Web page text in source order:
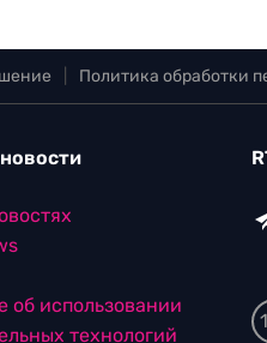
Политика обработки
об использовании
технологий